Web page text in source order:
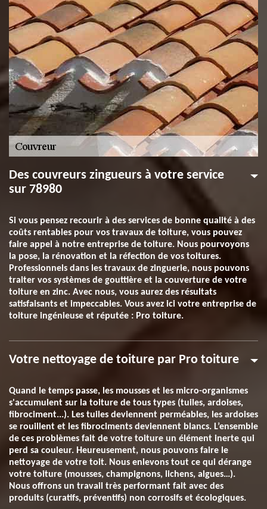
Des couvreurs zingueurs à votre service
sur 78980
Si vous pensez recourir à des services de bonne qualité à des
coûts rentables pour vos travaux de toiture, vous pouvez
faire appel à notre entreprise de toiture. Nous pourvoyons
la pose, la rénovation et la réfection de vos toitures.
Professionnels dans les travaux de zinguerie, nous pouvons
traiter vos systèmes de gouttière et la couverture de votre
toiture en zinc. Avec nous, vous aurez des résultats
satisfaisants et impeccables. Vous avez ici votre entreprise de
toiture ingénieuse et réputée : Pro toiture.
Votre nettoyage de toiture par Pro toiture
Quand le temps passe, les mousses et les micro-organismes
s'accumulent sur la toiture de tous types (tuiles, ardoises,
fibrociment...). Les tuiles deviennent perméables, les ardoises
se rouillent et les fibrociments deviennent blancs. L’ensemble
de ces problèmes fait de votre toiture un élément inerte qui
perd sa couleur. Heureusement, nous pouvons faire le
nettoyage de votre toit. Nous enlevons tout ce qui dérange
votre toiture (mousses, champignons, lichens, algues…).
Nous offrons un travail très performant fait avec des
produits (curatifs, préventifs) non corrosifs et écologiques.